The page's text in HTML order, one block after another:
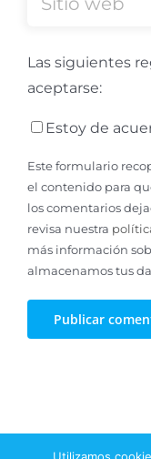
Las siguientes
aceptarse:
Estoy de
Este formulario
el contenido para
los comentarios
revisa nuestra
más información
almacenamos tus